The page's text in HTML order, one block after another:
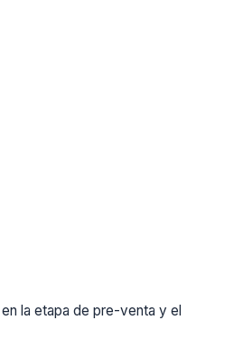
la etapa de pre-venta y el